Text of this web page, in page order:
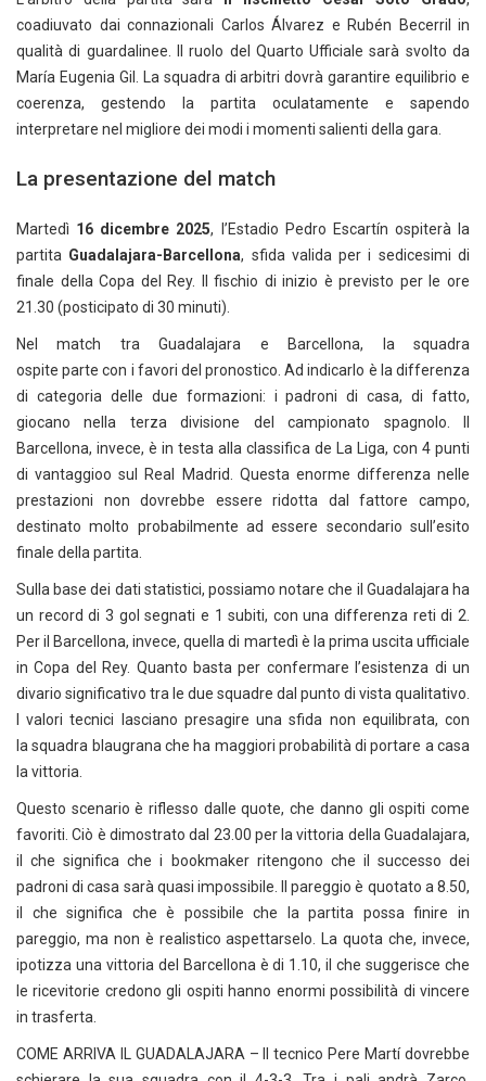
coadiuvato dai connazionali Carlos Álvarez e Rubén Becerril in
qualità di guardalinee. Il ruolo del Quarto Ufficiale sarà svolto da
María Eugenia Gil. La squadra di arbitri dovrà garantire equilibrio e
coerenza, gestendo la partita oculatamente e sapendo
interpretare nel migliore dei modi i momenti salienti della gara.
La presentazione del match
Martedì 16 dicembre 2025, l’Estadio Pedro Escartín ospiterà la
partita Guadalajara-Barcellona, sfida valida per i sedicesimi di
finale della Copa del Rey. Il fischio di inizio è previsto per le ore
21.30 (posticipato di 30 minuti).
Nel match tra Guadalajara e Barcellona, la squadra
ospite parte con i favori del pronostico. Ad indicarlo è la differenza
di categoria delle due formazioni: i padroni di casa, di fatto,
giocano nella terza divisione del campionato spagnolo. Il
Barcellona, invece, è in testa alla classifica de La Liga, con 4 punti
di vantaggioo sul Real Madrid. Questa enorme differenza nelle
prestazioni non dovrebbe essere ridotta dal fattore campo,
destinato molto probabilmente ad essere secondario sull’esito
finale della partita.
Sulla base dei dati statistici, possiamo notare che il Guadalajara ha
un record di 3 gol segnati e 1 subiti, con una differenza reti di 2.
Per il Barcellona, invece, quella di martedì è la prima uscita ufficiale
in Copa del Rey. Quanto basta per confermare l’esistenza di un
divario significativo tra le due squadre dal punto di vista qualitativo.
I valori tecnici lasciano presagire una sfida non equilibrata, con
la squadra blaugrana che ha maggiori probabilità di portare a casa
la vittoria.
Questo scenario è riflesso dalle quote, che danno gli ospiti come
favoriti. Ciò è dimostrato dal 23.00 per la vittoria della Guadalajara,
il che significa che i bookmaker ritengono che il successo dei
padroni di casa sarà quasi impossibile. Il pareggio è quotato a 8.50,
il che significa che è possibile che la partita possa finire in
pareggio, ma non è realistico aspettarselo. La quota che, invece,
ipotizza una vittoria del Barcellona è di 1.10, il che suggerisce che
le ricevitorie credono gli ospiti hanno enormi possibilità di vincere
in trasferta.
COME ARRIVA IL GUADALAJARA – Il tecnico Pere Martí dovrebbe